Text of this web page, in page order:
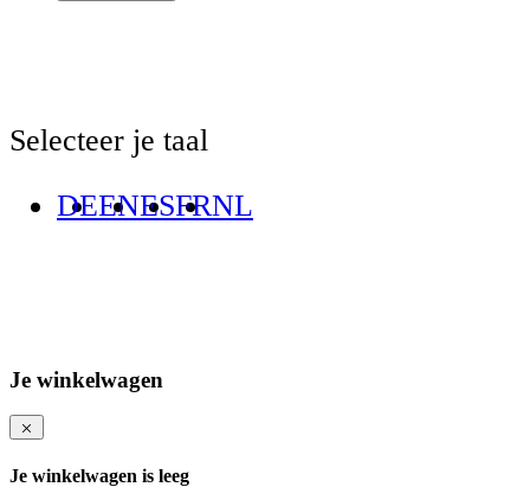
Selecteer je taal
DEENESFRNL
Je winkelwagen
Je winkelwagen is leeg